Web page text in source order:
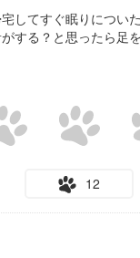
してすぐ眠りについ
する？と思ったら足
12